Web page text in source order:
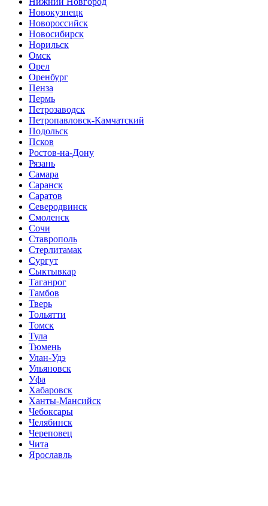
Новокузнецк
Новороссийск
Новосибирск
Норильск
Омск
Орел
Оренбург
Пенза
Пермь
Петрозаводск
Петропавловск-Камчатский
Подольск
Псков
Ростов-на-Дону
Рязань
Самара
Саранск
Саратов
Северодвинск
Смоленск
Сочи
Ставрополь
Стерлитамак
Сургут
Сыктывкар
Таганрог
Тамбов
Тверь
Тольятти
Томск
Тула
Тюмень
Улан-Удэ
Ульяновск
Уфа
Хабаровск
Ханты-Мансийск
Чебоксары
Челябинск
Череповец
Чита
Ярославль